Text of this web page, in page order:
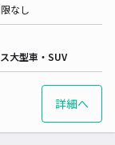
なし
大型車・SUV
詳細へ